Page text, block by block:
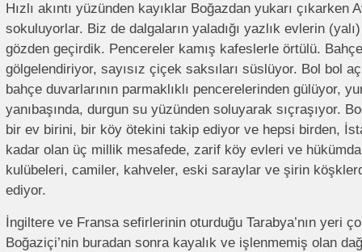
Hızlı akıntı yüzünden kayıklar Boğazdan yukarı çıkarken
sokuluyorlar. Biz de dalgaların yaladığı yazlık evlerin
gözden geçirdik. Pencereler kamış kafeslerle örtülü.
gölgelendiriyor, sayısız çiçek saksıları süslüyor. Bol bol
bahçe duvarlarının parmaklıklı pencerelerinden gülüyor,
yanıbaşında, durgun su yüzünden soluyarak sıçraşıyor.
bir ev birini, bir köy ötekini takip ediyor ve hepsi birden,
kadar olan üç millik mesafede, zarif köy evleri ve
kulübeleri, camiler, kahveler, eski saraylar ve şirin
ediyor.
İngiltere ve Fransa sefirlerinin oturduğu Tarabya’nın yeri
Boğaziçi’nin buradan sonra kayalık ve işlenmemiş olan